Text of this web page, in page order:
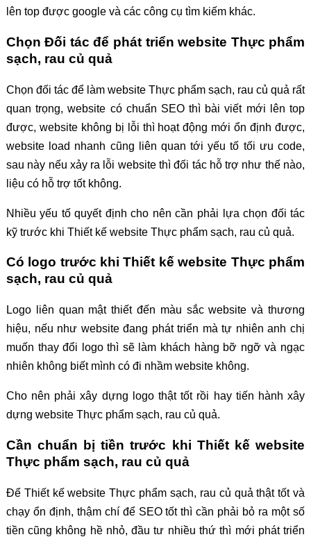
lên top được google và các công cụ tìm kiếm khác.
Chọn Đối tác để phát triển website Thực phẩm
sạch, rau củ quả
Chọn đối tác để làm website Thực phẩm sạch, rau củ quả rất
quan trọng, website có chuẩn SEO thì bài viết mới lên top
được, website không bị lỗi thì hoạt động mới ổn định được,
website load nhanh cũng liên quan tới yếu tố tối ưu code,
sau này nếu xảy ra lỗi website thì đối tác hỗ trợ như thế nào,
liệu có hỗ trợ tốt không.
Nhiều yếu tố quyết định cho nên cần phải lựa chọn đối tác
kỹ trước khi Thiết kế website Thực phẩm sạch, rau củ quả.
Có logo trước khi Thiết kế website Thực phẩm
sạch, rau củ quả
Logo liên quan mật thiết đến màu sắc website và thương
hiệu, nếu như website đang phát triển mà tự nhiên anh chị
muốn thay đổi logo thì sẽ làm khách hàng bỡ ngỡ và ngạc
nhiên không biết mình có đi nhầm website không.
Cho nên phải xây dựng logo thật tốt rồi hay tiến hành xây
dựng website Thực phẩm sạch, rau củ quả.
Cần chuẩn bị tiền trước khi Thiết kế website
Thực phẩm sạch, rau củ quả
Để Thiết kế website Thực phẩm sạch, rau củ quả thật tốt và
chạy ổn định, thậm chí để SEO tốt thì cần phải bỏ ra một số
tiền cũng không hề nhỏ, đầu tư nhiều thứ thì mới phát triển